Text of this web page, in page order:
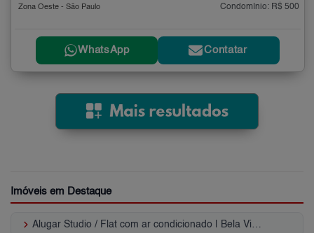
Zona Oeste - São Paulo Condomínio: R$ 500
WhatsApp Contatar
Imóveis em Destaque
keyboard_arrow_right Alugar Studio / Flat com ar condicionado | Bela Vista